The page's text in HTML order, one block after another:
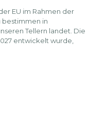
EU im Rahmen der
bestimmen in
Tellern landet. Die
entwickelt wurde,